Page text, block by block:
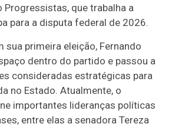
Progressistas, que trabalha a
para a disputa federal de 2026.
sua primeira eleição, Fernando
dentro do partido e passou a
consideradas estratégicas para
no Estado. Atualmente, o
importantes lideranças políticas
entre elas a senadora Tereza